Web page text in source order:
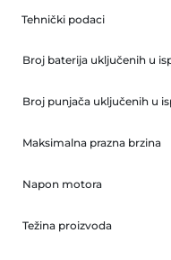
Tehnički podaci
Broj baterija uključenih u
Broj punjača uključenih u
Maksimalna prazna brzina
Napon motora
Težina proizvoda